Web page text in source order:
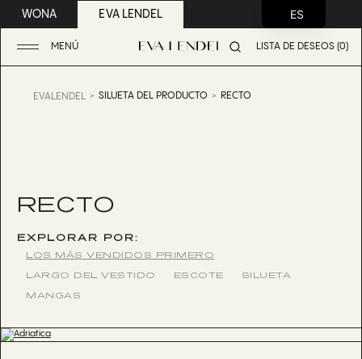
WONA EVA LENDEL
MENÚ LISTA DE DESEOS (0)
EVALENDEL SILUETA DEL PRODUCTO RECTO
RECTO
EXPLORAR POR:
LOS MÁS VENDIDOS PRIMERO
LARGO DEL VESTIDO
ESCOTE
SILUETA
MANGAS
ES